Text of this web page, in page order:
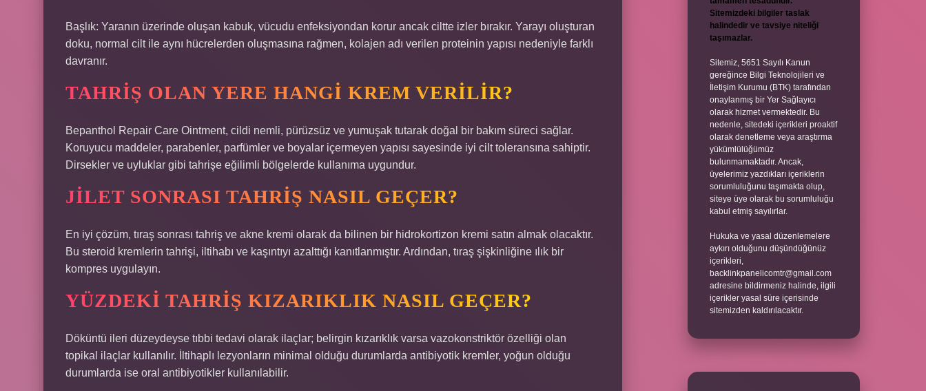
Başlık: Yaranın üzerinde oluşan kabuk, vücudu enfeksiyondan korur ancak ciltte izler bırakır. Yarayı oluşturan
doku, normal cilt ile aynı hücrelerden oluşmasına rağmen, kolajen adı verilen proteinin yapısı nedeniyle farklı
davranır.
TAHRIŞ OLAN YERE HANGI KREM VERILIR?
Bepanthol Repair Care Ointment, cildi nemli, pürüzsüz ve yumuşak tutarak doğal bir bakım süreci sağlar.
Koruyucu maddeler, parabenler, parfümler ve boyalar içermeyen yapısı sayesinde iyi cilt toleransına sahiptir.
Dirsekler ve uyluklar gibi tahrişe eğilimli bölgelerde kullanıma uygundur.
JILET SONRASI TAHRIŞ NASIL GEÇER?
En iyi çözüm, tıraş sonrası tahriş ve akne kremi olarak da bilinen bir hidrokortizon kremi satın almak olacaktır.
Bu steroid kremlerin tahrişi, iltihabı ve kaşıntıyı azalttığı kanıtlanmıştır. Ardından, tıraş şişkinliğine ılık bir
kompres uygulayın.
YÜZDEKI TAHRIŞ KIZARIKLIK NASIL GEÇER?
Döküntü ileri düzeydeyse tıbbi tedavi olarak ilaçlar; belirgin kızarıklık varsa vazokonstriktör özelliği olan
topikal ilaçlar kullanılır. İltihaplı lezyonların minimal olduğu durumlarda antibiyotik kremler, yoğun olduğu
durumlarda ise oral antibiyotikler kullanılabilir.
Sitemizdeki bilgiler taslak
halindedir ve tavsiye niteliği
taşımazlar.
Sitemiz, 5651 Sayılı Kanun
gereğince Bilgi Teknolojileri ve
İletişim Kurumu (BTK) tarafından
onaylanmış bir Yer Sağlayıcı
olarak hizmet vermektedir. Bu
nedenle, sitedeki içerikleri proaktif
olarak denetleme veya araştırma
yükümlülüğümüz
bulunmamaktadır. Ancak,
üyelerimiz yazdıkları içeriklerin
sorumluluğunu taşımakta olup,
siteye üye olarak bu sorumluluğu
kabul etmiş sayılırlar.
Hukuka ve yasal düzenlemelere
aykırı olduğunu düşündüğünüz
içerikleri,
backlinkpanelicomtr@gmail.com
adresine bildirmeniz halinde, ilgili
içerikler yasal süre içerisinde
sitemizden kaldırılacaktır.